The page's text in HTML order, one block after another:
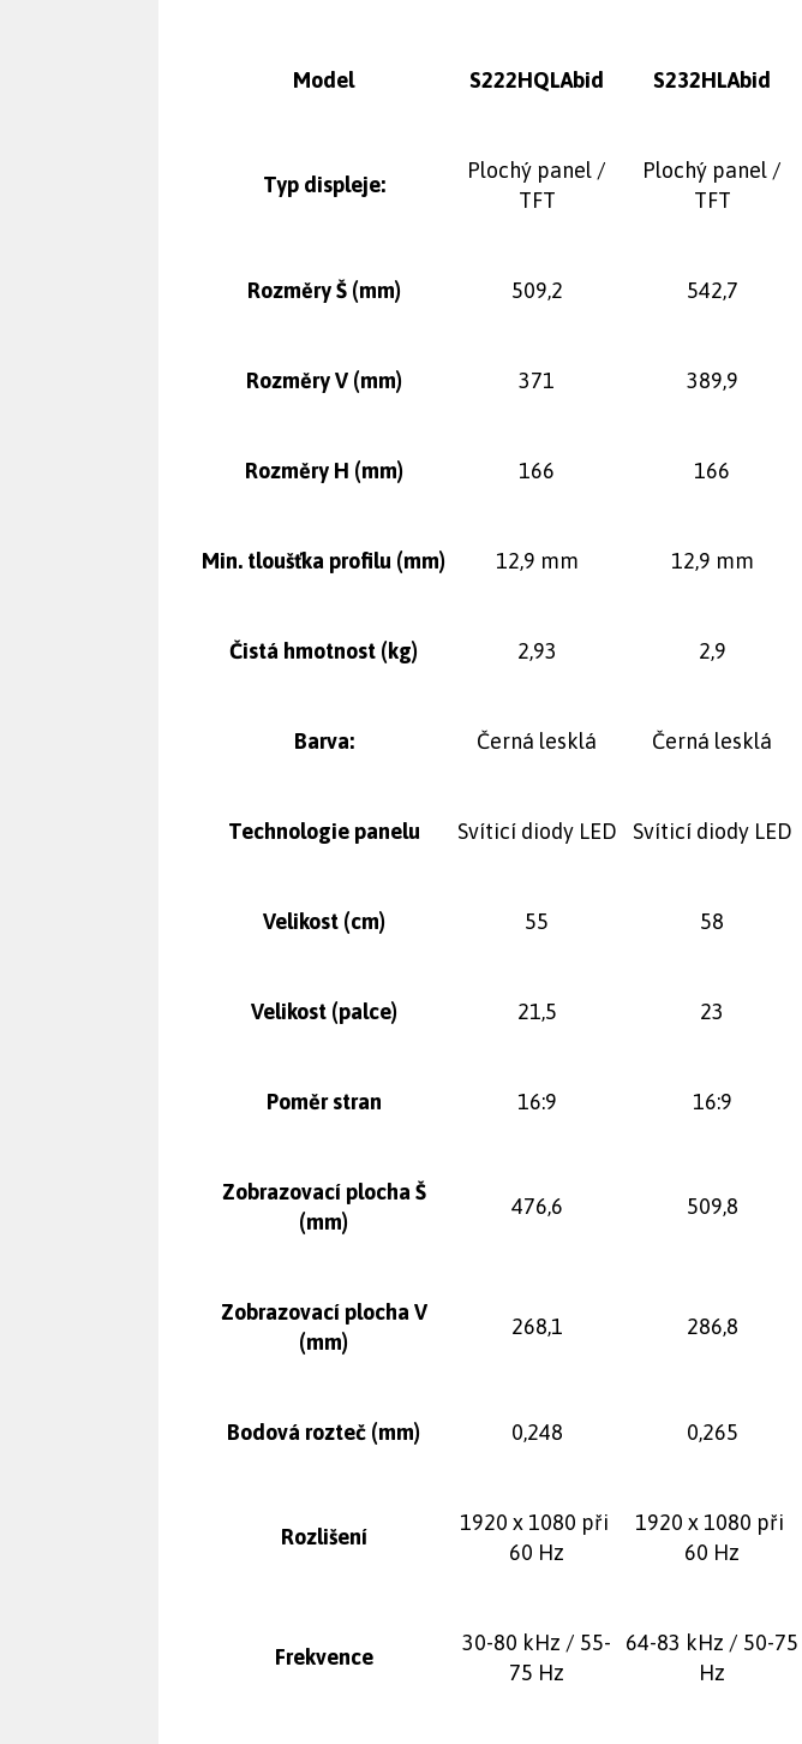
Model S222HQLAbid S232HLAbid
Typ displeje:
Plochý panel /
TFT
Plochý panel /
TFT
Rozměry Š (mm) 509,2 542,7
Rozměry V (mm) 371 389,9
Rozměry H (mm) 166 166
Min. tloušťka profilu (mm) 12,9 mm 12,9 mm
Čistá hmotnost (kg) 2,93 2,9
Barva: Černá lesklá Černá lesklá
Technologie panelu Svíticí diody LED Svíticí diody LED
Velikost (cm) 55 58
Velikost (palce) 21,5 23
Poměr stran 16:9 16:9
Zobrazovací plocha Š
(mm)
476,6 509,8
Zobrazovací plocha V
(mm)
268,1 286,8
Bodová rozteč (mm) 0,248 0,265
Rozlišení
1920 x 1080 při
60 Hz
1920 x 1080 při
60 Hz
Frekvence
30-80 kHz / 55-
75 Hz
64-83 kHz / 50-75
Hz